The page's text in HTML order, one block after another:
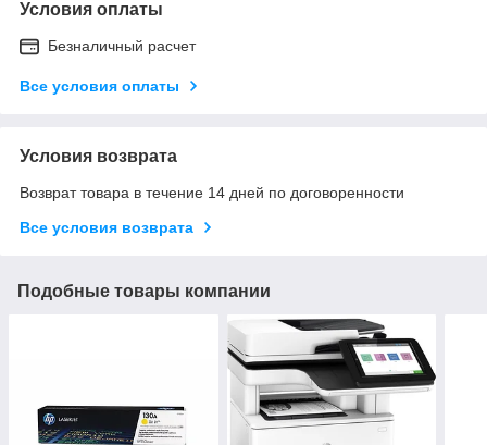
Условия оплаты
Безналичный расчет
Все условия оплаты
Условия возврата
Возврат товара в течение 14 дней по договоренности
Все условия возврата
Подобные товары компании